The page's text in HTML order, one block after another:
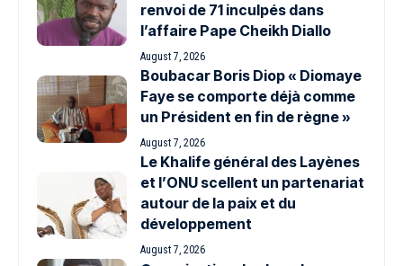
renvoi de 71 inculpés dans
l’affaire Pape Cheikh Diallo
August 7, 2026
Boubacar Boris Diop « Diomaye
Faye se comporte déjà comme
un Président en fin de règne »
August 7, 2026
Le Khalife général des Layènes
et l’ONU scellent un partenariat
autour de la paix et du
développement
August 7, 2026